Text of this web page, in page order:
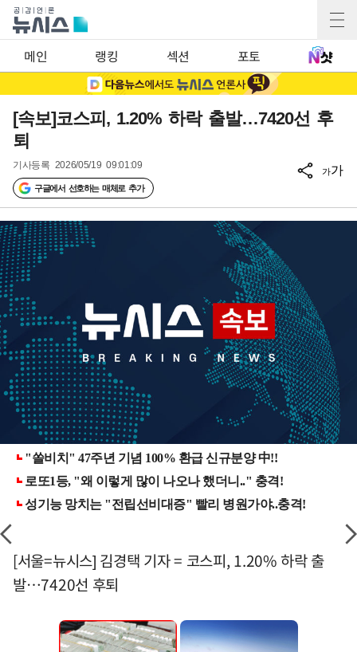
메인 랭킹 섹션 포토
[속보]코스피, 1.20% 하락 출발…7420선 후
퇴
기사등록 2026/05/19 09:01:09
구글에서 선호하는 매체로 추가
가가
[서울=뉴시스] 김경택 기자 = 코스피, 1.20% 하락 출
발…7420선 후퇴